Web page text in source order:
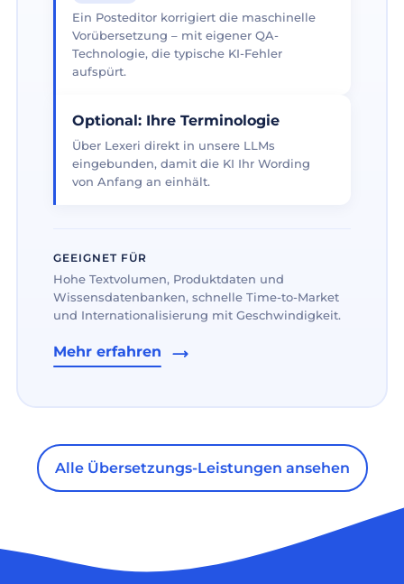
Ein Posteditor korrigiert die maschinelle
Vorübersetzung – mit eigener QA-
Technologie, die typische KI-Fehler
aufspürt.
Optional: Ihre Terminologie
Über Lexeri direkt in unsere LLMs
eingebunden, damit die KI Ihr Wording
von Anfang an einhält.
GEEIGNET FÜR
Hohe Textvolumen, Produktdaten und
Wissensdatenbanken, schnelle Time-to-Market
und Internationalisierung mit Geschwindigkeit.
Mehr erfahren
Alle Übersetzungs-Leistungen ansehen